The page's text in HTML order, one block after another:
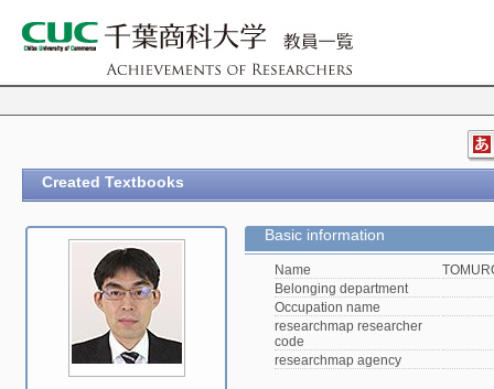
Created Textbooks
Basic information
Name
Belonging department
Occupation name
researchmap researcher
code
researchmap agency